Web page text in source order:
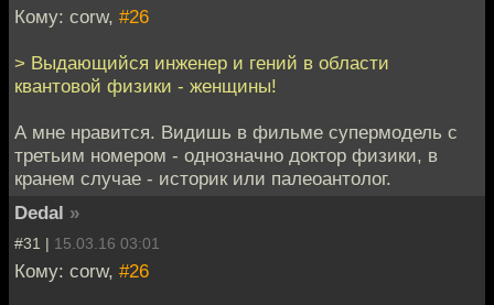
Кому: corw, #26
> Выдающийся инженер и гений в области
квантовой физики - женщины!
А мне нравится. Видишь в фильме супермодель с
третьим номером - однозначно доктор физики, в
кранем случае - историк или палеоантолог.
Dedal »
#31 | 15.03.16 03:01
Кому: corw, #26